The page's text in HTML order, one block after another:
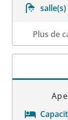
Plus de
Détails sur la